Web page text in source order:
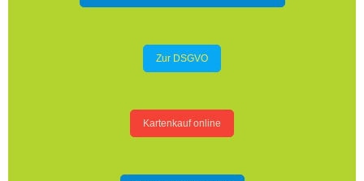
Zur DSGVO
Kartenkauf online